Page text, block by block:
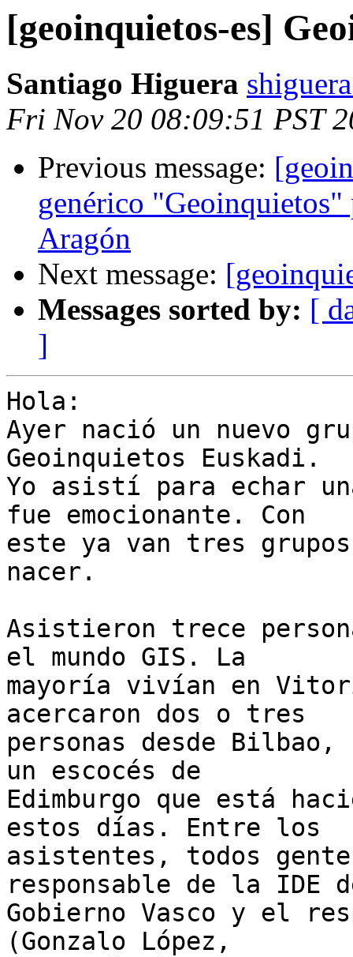
[geoinquietos-es]
Santiago Higuera
Fri Nov 20 08:09:51 PST
Previous message:
genérico
Aragón
Next message:
Messages sorted by: [
]
Hola:
Ayer nació un nuevo
Geoinquietos Euskadi.
Yo asistí para echar
fue emocionante. Con
este ya van tres
nacer.
Asistieron trece
el mundo GIS. La
mayoría vivían en
acercaron dos o tres
personas desde Bilbao,
un escocés de
Edimburgo que está
estos días. Entre los
asistentes, todos
responsable de la IDE
Gobierno Vasco y el
(Gonzalo López,